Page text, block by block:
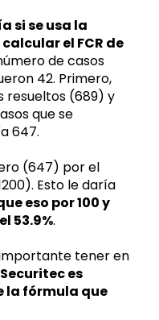
si se usa la
el FCR de
de casos
42. Primero,
resueltos (689) y
que se
647.
(647) por el
Esto le daría
eso por 100 y
53.9%.
tener en
es
la fórmula que